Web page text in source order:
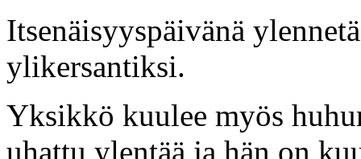
Itsenäisyyspäivänä
ylikersantiksi.
Yksikkö kuulee myös
uhattu ylentää ja hän on